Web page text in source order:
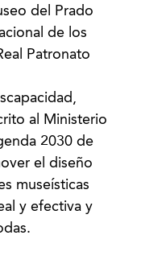
del Prado
de los
Patronato
al Ministerio
2030 de
el diseño
museísticas
y efectiva y